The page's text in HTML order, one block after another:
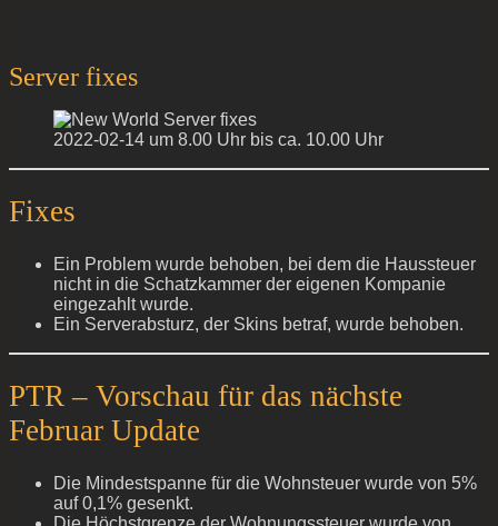
Server fixes
2022-02-14 um 8.00 Uhr bis ca. 10.00 Uhr
Fixes
Ein Problem wurde behoben, bei dem die Haussteuer
nicht in die Schatzkammer der eigenen Kompanie
eingezahlt wurde.
Ein Serverabsturz, der Skins betraf, wurde behoben.
PTR – Vorschau für das nächste
Februar Update
Die Mindestspanne für die Wohnsteuer wurde von 5%
auf 0,1% gesenkt.